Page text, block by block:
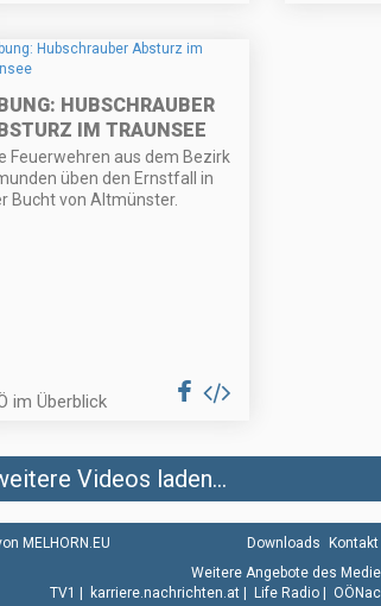
HUBSCHRAUBER
IM TRAUNSEE
Feuerwehren aus dem Bezirk
üben den Ernstfall in
Bucht von Altmünster.
im Überblick
Videos laden...
MELHORN.EU Downloads Kontakt
Weitere Angebote des
TV1 | karriere.nachrichten.at | Life Radio |